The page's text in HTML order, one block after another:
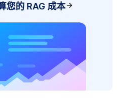
您的 RAG 成本